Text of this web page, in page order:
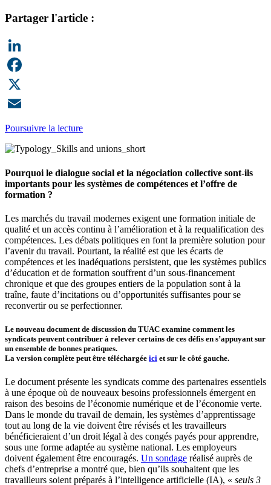
Partager l'article :
LinkedIn
Facebook
X
Email
Poursuivre la lecture
Pourquoi le dialogue social et la négociation collective sont-ils
importants pour les systèmes de compétences et l’offre de
formation ?
Les marchés du travail modernes exigent une formation initiale de
qualité et un accès continu à l’amélioration et à la requalification des
compétences. Les débats politiques en font la première solution pour
l’avenir du travail. Pourtant, la réalité est que les écarts de
compétences et les inadéquations persistent, que les systèmes publics
d’éducation et de formation souffrent d’un sous-financement
chronique et que des groupes entiers de la population sont à la
traîne, faute d’incitations ou d’opportunités suffisantes pour se
reconvertir ou se perfectionner.
Le nouveau document de discussion du TUAC examine comment les
syndicats peuvent contribuer à relever certains de ces défis en s’appuyant sur
un ensemble de bonnes pratiques.
La version complète peut être téléchargée ici et sur le côté gauche.
Le document présente les syndicats comme des partenaires essentiels
à une époque où de nouveaux besoins professionnels émergent en
raison des besoins de l’économie numérique et de l’économie verte.
Dans le monde du travail de demain, les systèmes d’apprentissage
tout au long de la vie doivent être révisés et les travailleurs
bénéficieraient d’un droit légal à des congés payés pour apprendre,
sous une forme adaptée au système national. Les employeurs
doivent également être encouragés. Un sondage réalisé auprès de
chefs d’entreprise a montré que, bien qu’ils souhaitent que les
travailleurs soient préparés à l’intelligence artificielle (IA), « seuls 3